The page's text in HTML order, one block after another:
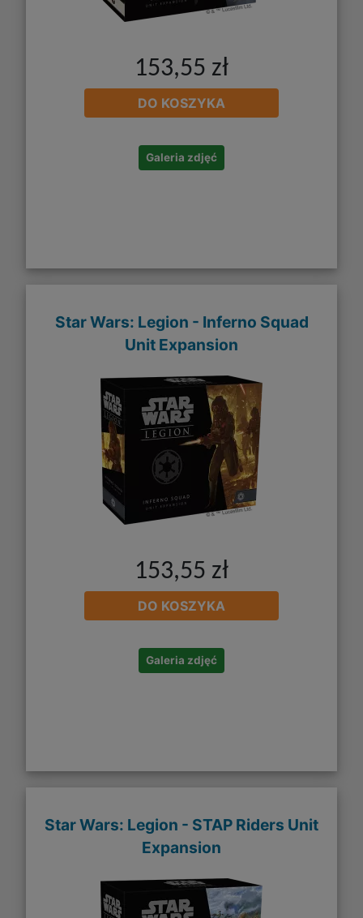
153,55 zł
DO KOSZYKA
Galeria zdjęć
Star Wars: Legion - Inferno Squad
Unit Expansion
153,55 zł
DO KOSZYKA
Galeria zdjęć
Star Wars: Legion - STAP Riders Unit
Expansion